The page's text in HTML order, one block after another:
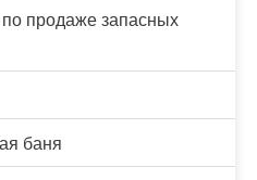
продаже запасных
баня